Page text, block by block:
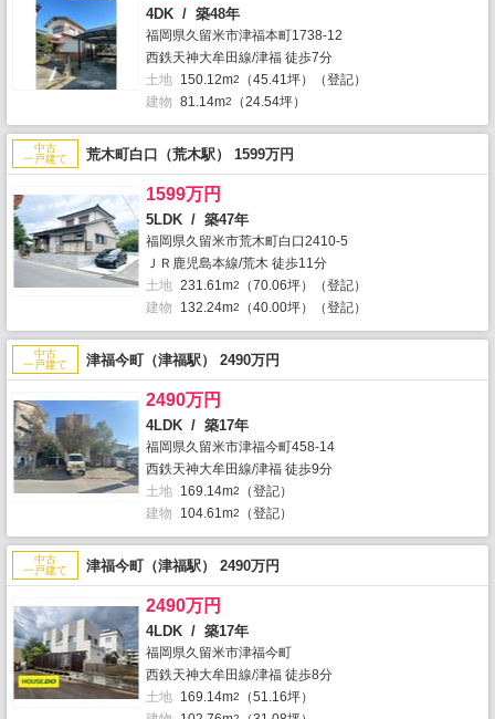
4DK / 築48年
福岡県久留米市津福本町1738-12
西鉄天神大牟田線/津福 徒歩7分
土地 150.12m2
（45.41坪）（登記）
建物 81.14m2 （24.54坪）
中古
一戸建て
荒木町白口（荒木駅） 1599万円
1599万円
5LDK / 築47年
福岡県久留米市荒木町白口2410-5
ＪＲ鹿児島本線/荒木 徒歩11分
土地 231.61m2
（70.06坪）（登記）
建物
132.24m2 （40.00坪）（登記）
中古
一戸建て
津福今町（津福駅） 2490万円
2490万円
4LDK / 築17年
福岡県久留米市津福今町458-14
西鉄天神大牟田線/津福 徒歩9分
土地 169.14m2
（登記）
建物
104.61m2 （登記）
中古
一戸建て
津福今町（津福駅） 2490万円
2490万円
4LDK / 築17年
福岡県久留米市津福今町
西鉄天神大牟田線/津福 徒歩8分
土地 169.14m2
（51.16坪）